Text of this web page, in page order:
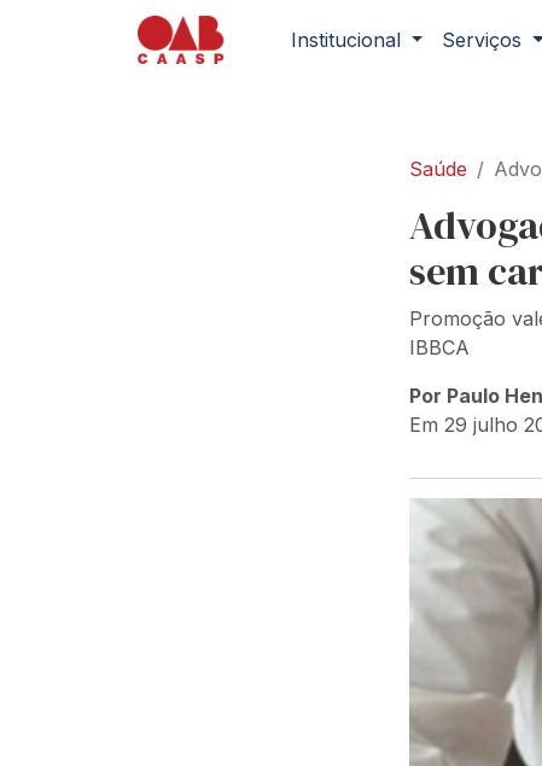
Institucional Serviços
Saúde
sem
Promoção
IBBCA
Por Paulo
Em 29 julho